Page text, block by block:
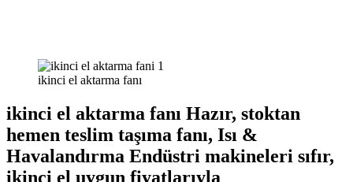
ikinci el aktarma fanı
ikinci el aktarma fanı Hazır, stoktan
hemen teslim taşıma fanı, Isı &
Havalandırma Endüstri makineleri sıfır,
ikinci el uygun fiyatlarıyla